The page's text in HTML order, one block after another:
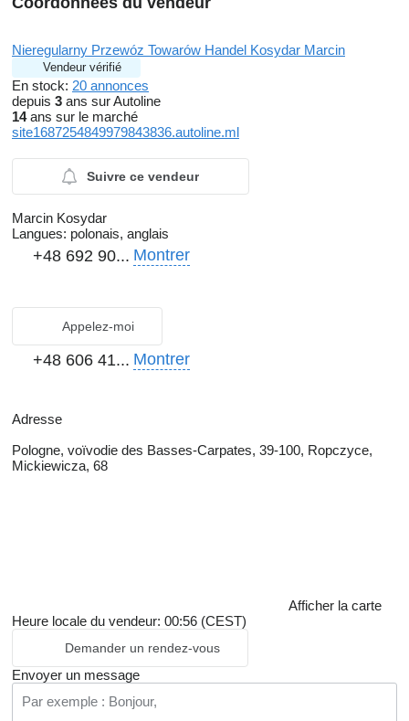
Nieregularny Przewóz Towarów Handel Kosydar Marcin
Vendeur vérifié
En stock: 20 annonces
depuis 3 ans sur Autoline
14ans sur le marché
site1687254849979843836.autoline.ml
Suivre ce vendeur
Marcin Kosydar
Langues: polonais, anglais
+48 692 90... Montrer
Appelez-moi
+48 606 41... Montrer
Adresse
Pologne, voïvodie des Basses-Carpates, 39-100, Ropczyce,
Mickiewicza, 68
Afficher la carte
Heure locale du vendeur: 00:56 (CEST)
Demander un rendez-vous
Envoyer un message